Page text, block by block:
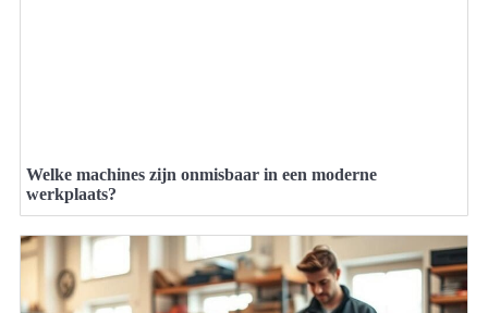
Welke machines zijn onmisbaar in een moderne
werkplaats?